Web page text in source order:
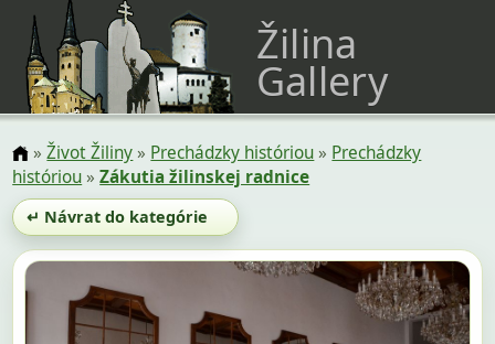
Žilina
Gallery
»Život Žiliny» Prechádzky históriou» Prechádzky
históriou»Zákutia žilinskej radnice
↵ Návrat do kategórie